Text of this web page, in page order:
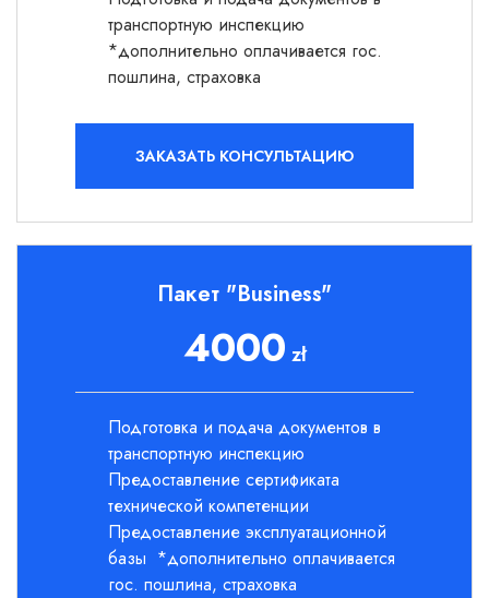
транспортную инспекцию
*дополнительно оплачивается гос.
пошлина, страховка
ЗАКАЗАТЬ КОНСУЛЬТАЦИЮ
Пакет "Business"
4000 zł
Подготовка и подача документов в
транспортную инспекцию
Предоставление сертификата
технической компетенции
Предоставление эксплуатационной
базы *дополнительно оплачивается
гос. пошлина, страховка